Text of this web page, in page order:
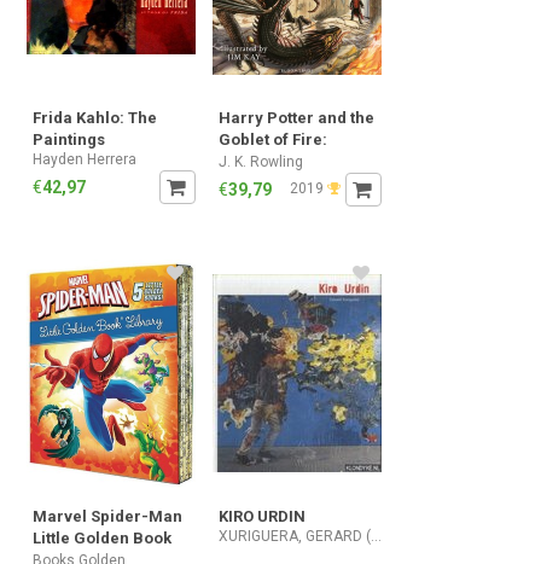
Frida Kahlo: The
Paintings
Hayden Herrera
€42,97
Harry Potter and the
Goblet of Fire:
Illustrated Edition
(Harry Potter
Illustrated Edtn)
J. K. Rowling
€39,79 2019
Marvel Spider-Man
Little Golden Book
Library
Books Golden
KIRO URDIN